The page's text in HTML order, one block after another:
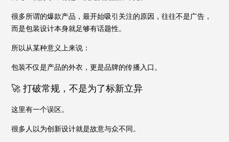
很多所谓的爆款产品，最开始吸引关注的原因，往往不是广告，
而是包装设计本身就足够有话题性。
所以从某种意义上来说：
包装不仅是产品的外衣，更是品牌的传播入口。
🚀 打破常规，不是为了标新立异
这里有一个误区。
很多人以为创新设计就是故意与众不同。